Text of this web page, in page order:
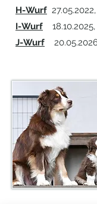
H-Wurf 27.05.2022
I-Wurf
18.10.2025
J-Wurf